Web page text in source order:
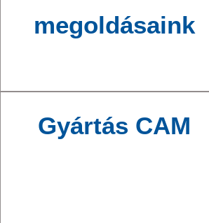
megoldásaink
Gyártás CAM